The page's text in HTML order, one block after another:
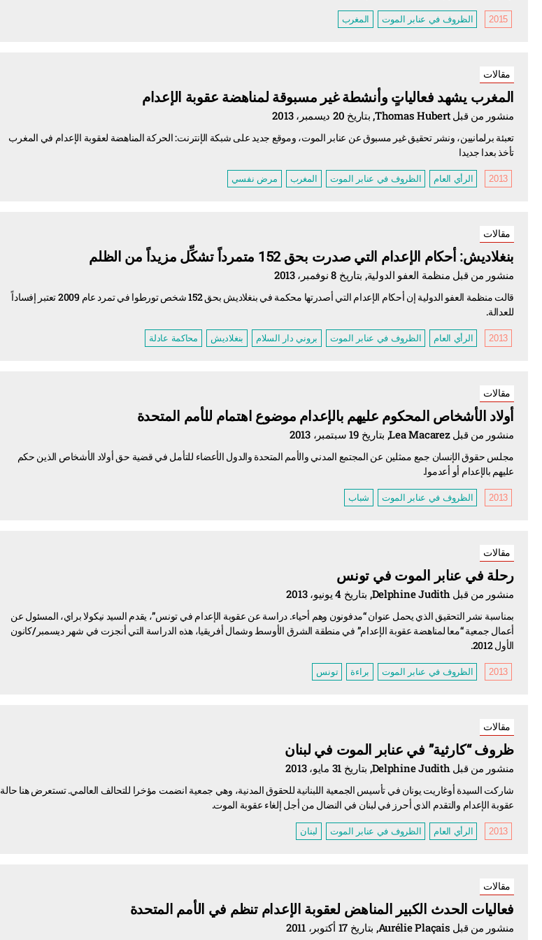
2015 الظروف في عنابر الموت المغرب
مقالات
المغرب يشهد فعالياتٍ وأنشطة غير مسبوقة لمناهضة عقوبة الإعدام
منشور من قبل Thomas Hubert, بتاريخ 20 ديسمبر، 2013
تعبئة برلمانيين، ونشر تحقيق غير مسبوق عن عنابر الموت، وموقع جديد على شبكة الإنترنت: الحركة المناهضة لعقوبة الإعدام في المغرب
تأخذ بعدا جديدا
2013 الرأي العام الظروف في عنابر الموت المغرب مرض نفسي
مقالات
بنغلاديش: أحكام الإعدام التي صدرت بحق 152 متمرداً تشكِّل مزيداً من الظلم
منشور من قبل منظمة العفو الدولية, بتاريخ 8 نوفمبر، 2013
قالت منظمة العفو الدولية إن أحكام الإعدام التي أصدرتها محكمة في بنغلاديش بحق 152 شخص تورطوا في تمرد عام 2009 تعتبر إفساداً
للعدالة.
2013 الرأي العام الظروف في عنابر الموت بروني دار السلام بنغلاديش محاكمة عادلة
مقالات
أولاد الأشخاص المحكوم عليهم بالإعدام موضوع اهتمام للأمم المتحدة
منشور من قبل Lea Macarez, بتاريخ 19 سبتمبر، 2013
مجلس حقوق الإنسان جمع ممثلين عن المجتمع المدني والأمم المتحدة والدول الأعضاء للتأمل في قضية حق أولاد الأشخاص الذين حكم
عليهم بالإعدام أو أعدموا.
2013 الظروف في عنابر الموت شباب
مقالات
رحلة في عنابر الموت في تونس
منشور من قبل Delphine Judith, بتاريخ 4 يونيو، 2013
بمناسبة نشر التحقيق الذي يحمل عنوان “مدفونون وهم أحياء. دراسة عن عقوبة الإعدام في تونس”، يقدم السيد نيكولا براي، المسئول عن
أعمال جمعية “معا لمناهضة عقوبة الإعدام” في منطقة الشرق الأوسط وشمال أفريقيا، هذه الدراسة التي أنجزت في شهر ديسمبر/كانون
الأول 2012.
2013 الظروف في عنابر الموت براءة تونس
مقالات
ظروف “كارثية” في عنابر الموت في لبنان
منشور من قبل Delphine Judith, بتاريخ 31 مايو، 2013
شاركت السيدة أوغاريت يونان في تأسيس الجمعية اللبنانية للحقوق المدنية، وهي جمعية انضمت مؤخرا للتحالف العالمي. تستعرض هنا حالة
عقوبة الإعدام والتقدم الذي أحرز في لبنان في النضال من أجل إلغاء عقوبة الموت.
2013 الرأي العام الظروف في عنابر الموت لبنان
مقالات
فعاليات الحدث الكبير المناهض لعقوبة الإعدام تنظم في الأمم المتحدة
منشور من قبل Aurélie Plaçais, بتاريخ 17 أكتوبر، 2011